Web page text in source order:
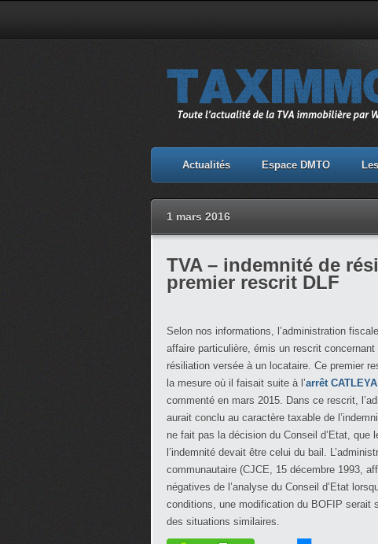
Actualités Espace DMTO
1 mars 2016
TVA – indemnité de
premier rescrit DLF
Selon nos informations, l’administration
affaire particulière, émis un rescrit concernant
résiliation versée à un locataire. Ce premier
la mesure où il faisait suite à l’arrêt CATLEYA
commenté en mars 2015. Dans ce rescrit,
aurait conclu au caractère taxable de
ne fait pas la décision du Conseil d’Etat, que
l’indemnité devait être celui du bail.
communautaire (CJCE, 15 décembre 1993,
négatives de l’analyse du Conseil d’Etat
conditions, une modification du BOFIP serait
des situations similaires.